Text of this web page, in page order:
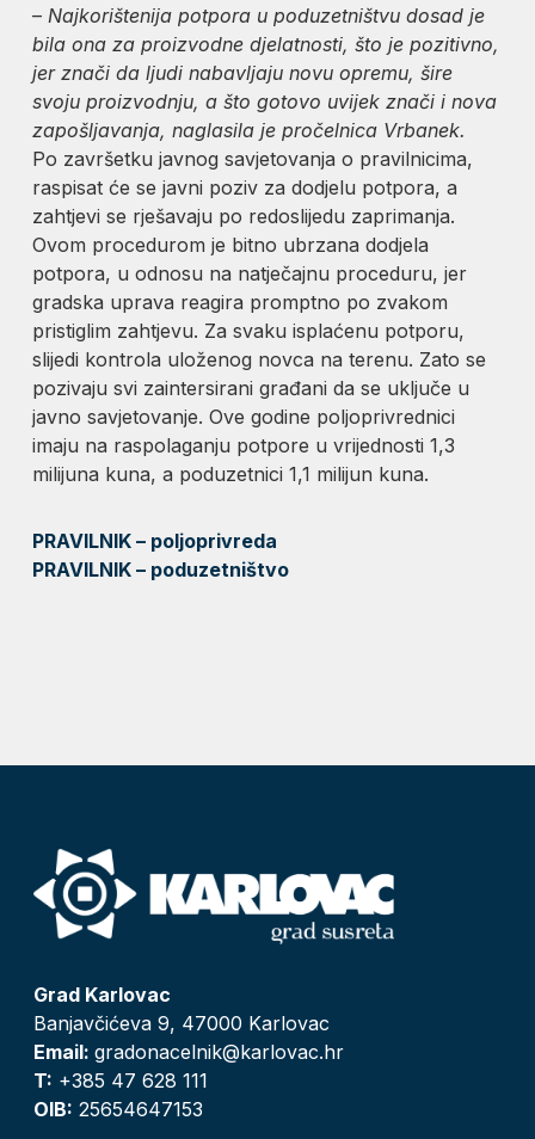
– Najkorištenija potpora u poduzetništvu dosad je
bila ona za proizvodne djelatnosti, što je pozitivno,
jer znači da ljudi nabavljaju novu opremu, šire
svoju proizvodnju, a što gotovo uvijek znači i nova
zapošljavanja, naglasila je pročelnica Vrbanek.
Po završetku javnog savjetovanja o pravilnicima,
raspisat će se javni poziv za dodjelu potpora, a
zahtjevi se rješavaju po redoslijedu zaprimanja.
Ovom procedurom je bitno ubrzana dodjela
potpora, u odnosu na natječajnu proceduru, jer
gradska uprava reagira promptno po zvakom
pristiglim zahtjevu. Za svaku isplaćenu potporu,
slijedi kontrola uloženog novca na terenu. Zato se
pozivaju svi zaintersirani građani da se uključe u
javno savjetovanje. Ove godine poljoprivrednici
imaju na raspolaganju potpore u vrijednosti 1,3
milijuna kuna, a poduzetnici 1,1 milijun kuna.
PRAVILNIK – poljoprivreda
PRAVILNIK – poduzetništvo
Grad Karlovac
Banjavčićeva 9, 47000 Karlovac
Email: gradonacelnik@karlovac.hr
T: +385 47 628 111
OIB: 25654647153